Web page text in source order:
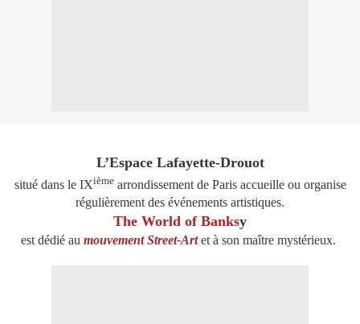
L’Espace Lafayette-Drouot
situé dans le IXièmearrondissement de Paris accueille ou organise
régulièrement des événements artistiques.
The World of Banksy
est dédié au mouvement Street-Artet à son maître mystérieux.